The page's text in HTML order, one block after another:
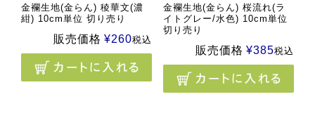
金襴生地(金らん) 稜華文(濃
紺) 10cm単位 切り売り
販売価格 ¥260税込
金襴生地(金らん) 桜流れ(ラ
イトグレー/水色) 10cm単位
切り売り
販売価格 ¥385税込